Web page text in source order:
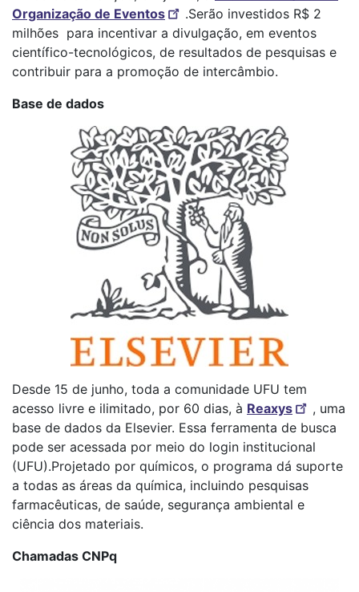
Organização de Eventos
.Serão investidos R$ 2
milhões para incentivar a divulgação, em eventos
científico-tecnológicos, de resultados de pesquisas e
contribuir para a promoção de intercâmbio.
Base de dados
Desde 15 de junho, toda a comunidade UFU tem
acesso livre e ilimitado, por 60 dias, à Reaxys
, uma
base de dados da Elsevier. Essa ferramenta de busca
pode ser acessada por meio do login institucional
(UFU).Projetado por químicos, o programa dá suporte
a todas as áreas da química, incluindo pesquisas
farmacêuticas, de saúde, segurança ambiental e
ciência dos materiais.
Chamadas CNPq